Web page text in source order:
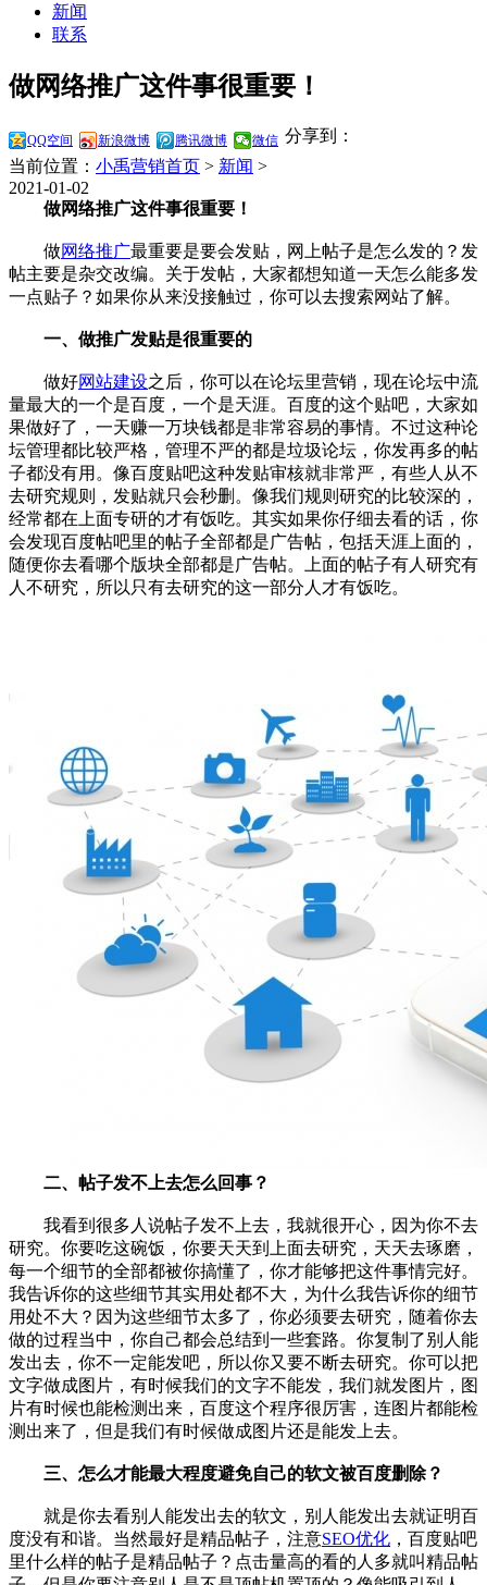
新闻
联系
做网络推广这件事很重要！
分享到：
QQ空间 新浪微博 腾讯微博 微信
当前位置： 小禹营销首页 > 新闻 >
2021-01-02
做网络推广这件事很重要！
做网络推广最重要是要会发贴，网上帖子是怎么发的？发
帖主要是杂交改编。关于发帖，大家都想知道一天怎么能多发
一点贴子？如果你从来没接触过，你可以去搜索网站了解。
一、做推广发贴是很重要的
做好网站建设之后，你可以在论坛里营销，现在论坛中流
量最大的一个是百度，一个是天涯。百度的这个贴吧，大家如
果做好了，一天赚一万块钱都是非常容易的事情。不过这种论
坛管理都比较严格，管理不严的都是垃圾论坛，你发再多的帖
子都没有用。像百度贴吧这种发贴审核就非常严，有些人从不
去研究规则，发贴就只会秒删。像我们规则研究的比较深的，
经常都在上面专研的才有饭吃。其实如果你仔细去看的话，你
会发现百度帖吧里的帖子全部都是广告帖，包括天涯上面的，
随便你去看哪个版块全部都是广告帖。上面的帖子有人研究有
人不研究，所以只有去研究的这一部分人才有饭吃。
二、帖子发不上去怎么回事？
我看到很多人说帖子发不上去，我就很开心，因为你不去
研究。你要吃这碗饭，你要天天到上面去研究，天天去琢磨，
每一个细节的全部都被你搞懂了，你才能够把这件事情完好。
我告诉你的这些细节其实用处都不大，为什么我告诉你的细节
用处不大？因为这些细节太多了，你必须要去研究，随着你去
做的过程当中，你自己都会总结到一些套路。你复制了别人能
发出去，你不一定能发吧，所以你又要不断去研究。你可以把
文字做成图片，有时候我们的文字不能发，我们就发图片，图
片有时候也能检测出来，百度这个程序很厉害，连图片都能检
测出来了，但是我们有时候做成图片还是能发上去。
三、怎么才能最大程度避免自己的软文被百度删除？
就是你去看别人能发出去的软文，别人能发出去就证明百
度没有和谐。当然最好是精品帖子，注意SEO优化 ，百度贴吧
里什么样的帖子是精品帖子？点击量高的看的人多就叫精品帖